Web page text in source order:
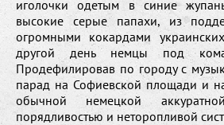
иголочки одетым в синие
высокие серые папахи, из
огромными кокардами
другой день немцы под
Продефилировав по городу с
парад на Софиевской площади и
обычной немецкой
порядливостью и неторопливой